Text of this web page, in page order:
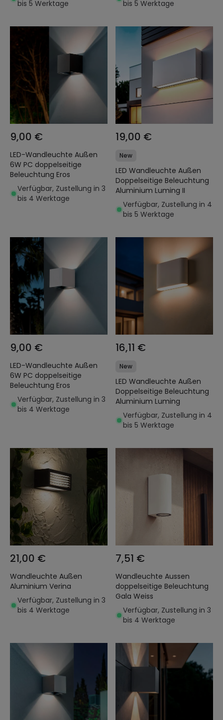
bis 5 Werktage bis 5 Werktage
9,00 €
LED-Wandleuchte Außen
6W PC doppelseitige
Beleuchtung Eros
Verfügbar, Zustellung in 3
bis 4 Werktage
19,00 €
New
LED Wandleuchte Außen
Doppelseitige Beleuchtung
Aluminium Luming II
Verfügbar, Zustellung in 4
bis 5 Werktage
9,00 €
LED-Wandleuchte Außen
6W PC doppelseitige
Beleuchtung Eros
Verfügbar, Zustellung in 3
bis 4 Werktage
16,11 €
New
LED Wandleuchte Außen
Doppelseitige Beleuchtung
Aluminium Luming
Verfügbar, Zustellung in 4
bis 5 Werktage
21,00 €
Wandleuchte Außen
Aluminium Verina
Verfügbar, Zustellung in 3
bis 4 Werktage
7,51 €
Wandleuchte Aussen
doppelseitige Beleuchtung
Gala Weiss
Verfügbar, Zustellung in 3
bis 4 Werktage